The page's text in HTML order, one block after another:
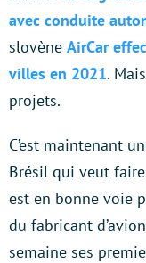
avec conduite
slovène AirCar
villes en 2021.
projets.
C’est maintenant
Brésil qui veut
est en bonne voie
du fabricant
semaine ses